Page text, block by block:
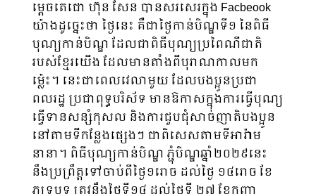
ម្តេចតេជោ ហ៊ុន សែន បានសរសេរក្នុង Facbeook
យ៉ាងដូច្នេះថា ថ្ងៃនេះ គឺជាថ្ងៃកាន់បិណ្ឌទី១ នៃពិធី
បុណ្យកាន់បិណ្ឌ ដែលជាពិធីបុណ្យប្រពៃណីជាតិ
របស់ខ្មែរយើង ដែលមានតាំងពីបុរាណកាលមក
ម្ល៉េះ។ នេះជាពេលវេលាមួយ ដែលបងប្អូនប្រជា
ពលរដ្ឋ ប្រជាពុទ្ធបរិស័ទ មានឱកាសក្នុងការធ្វើបុណ្យ
ធ្វើទានសន្សំកុសល និងការជួបជុំសាច់ញាតិបងប្អូន
នៅតាមទីកន្លែងផ្សេងៗ ជាពិសេសតាមទីអារ៉ាម
នានា។ ពិធីបុណ្យកាន់បិណ្ឌ ភ្ជុំបិណ្ឌឆ្នាំ២០២៩នេះ
នឹងប្រព្រឹត្តទៅចាប់ពីថ្ងៃ១រោច ដល់ថ្ងៃ ១៤រោច ខែ